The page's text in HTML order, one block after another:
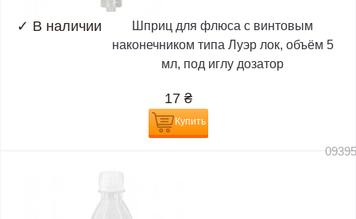
✓ В наличии
Шприц для флюса с винтовым
наконечником типа Луэр лок, объём 5
мл, под иглу дозатор
17 ₴
Купить